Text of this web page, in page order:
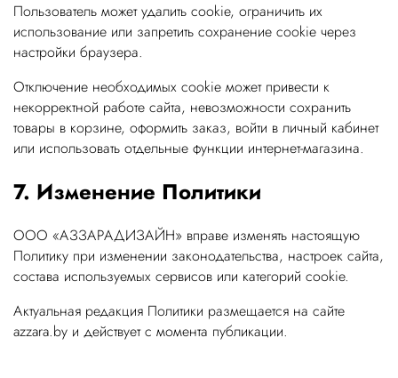
Пользователь может удалить cookie, ограничить их
использование или запретить сохранение cookie через
настройки браузера.
Отключение необходимых cookie может привести к
некорректной работе сайта, невозможности сохранить
товары в корзине, оформить заказ, войти в личный кабинет
или использовать отдельные функции интернет-магазина.
7. Изменение Политики
ООО «АЗЗАРАДИЗАЙН» вправе изменять настоящую
Политику при изменении законодательства, настроек сайта,
состава используемых сервисов или категорий cookie.
Актуальная редакция Политики размещается на сайте
azzara.by и действует с момента публикации.